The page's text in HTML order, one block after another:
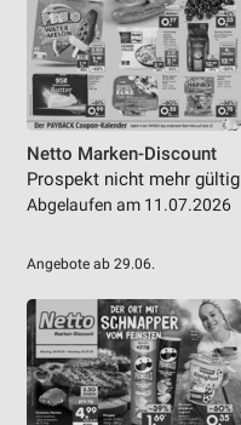
Netto Marken-Discount
Prospekt nicht mehr gültig
Abgelaufen am 11.07.2026
Angebote ab 29.06.